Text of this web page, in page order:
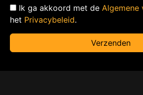
Ik ga akkoord met de Algemene
het Privacybeleid.
Verzenden